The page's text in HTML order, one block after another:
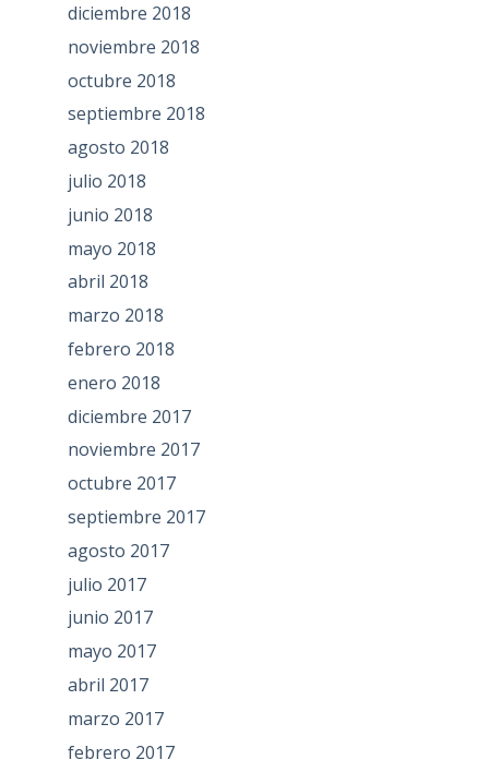
diciembre 2018
noviembre 2018
octubre 2018
septiembre 2018
agosto 2018
julio 2018
junio 2018
mayo 2018
abril 2018
marzo 2018
febrero 2018
enero 2018
diciembre 2017
noviembre 2017
octubre 2017
septiembre 2017
agosto 2017
julio 2017
junio 2017
mayo 2017
abril 2017
marzo 2017
febrero 2017